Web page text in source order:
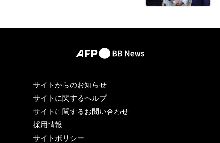
サイトからのお知らせ
サイトに関するヘルプ
サイトに関するお問い合わせ
採用情報
サイトポリシー